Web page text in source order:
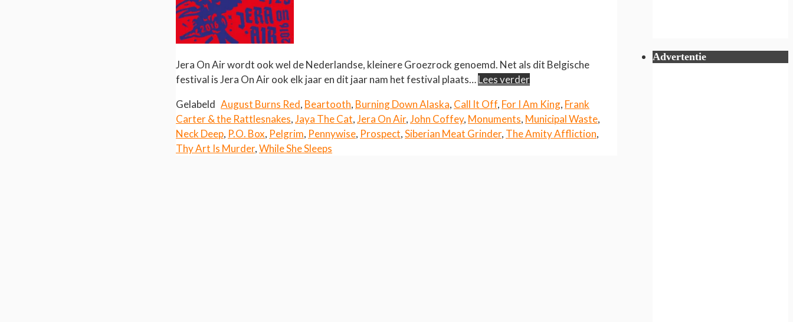
Jera On Air wordt ook wel de Nederlandse, kleinere Groezrock genoemd. Net als dit Belgische
festival is Jera On Air ook elk jaar en dit jaar nam het festival plaats…Lees verder
Gelabeld August Burns Red, Beartooth, Burning Down Alaska, Call It Off, For I Am King, Frank
Carter & the Rattlesnakes,Jaya The Cat,Jera On Air,John Coffey, Monuments, Municipal Waste,
Neck Deep, P.O. Box, Pelgrim, Pennywise, Prospect,Siberian Meat Grinder, The Amity Affliction,
Thy Art Is Murder,While She Sleeps
Advertentie